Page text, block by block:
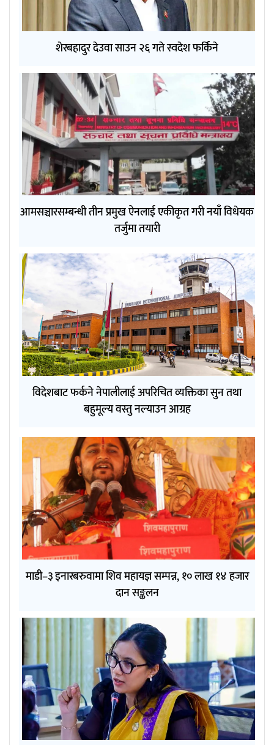
शेरबहादुर देउवा साउन २६ गते स्वदेश फर्किने
आमसञ्चारसम्बन्धी तीन प्रमुख ऐनलाई एकीकृत गरी नयाँ विधेयक
तर्जुमा तयारी
विदेशबाट फर्कने नेपालीलाई अपरिचित व्यक्तिका सुन तथा
बहुमूल्य वस्तु नल्याउन आग्रह
माडी–३ इनारबरुवामा शिव महायज्ञ सम्पन्न, १० लाख १४ हजार
दान सङ्कलन